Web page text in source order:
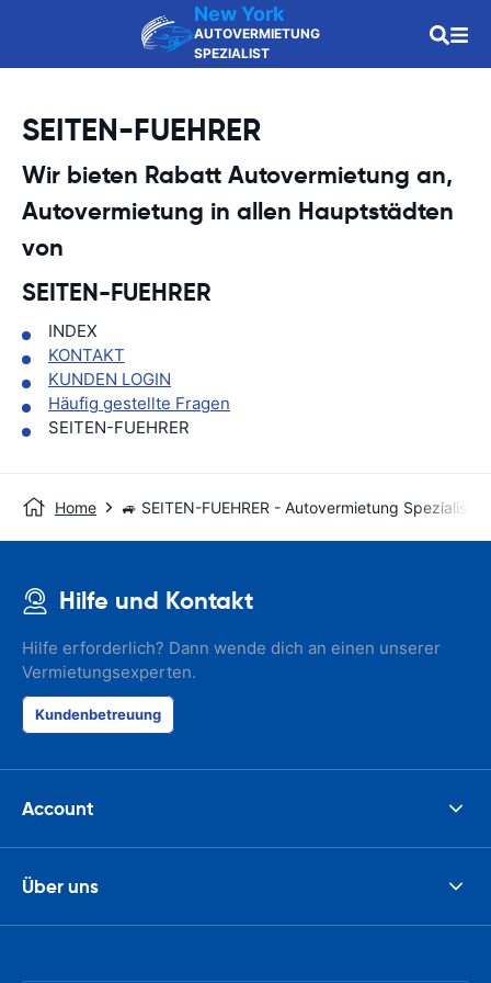
New York
AUTOVERMIETUNG
SPEZIALIST
SEITEN-FUEHRER
Wir bieten Rabatt Autovermietung an,
Autovermietung in allen Hauptstädten
von
SEITEN-FUEHRER
INDEX
KONTAKT
KUNDEN LOGIN
Häufig gestellte Fragen
SEITEN-FUEHRER
Home 🚙 SEITEN-FUEHRER - Autovermietung Spezialist
Hilfe und Kontakt
Hilfe erforderlich? Dann wende dich an einen unserer
Vermietungsexperten.
Kundenbetreuung
Account
Über uns